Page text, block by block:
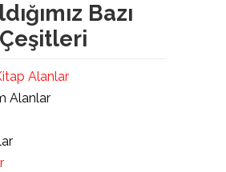
Bazı
Alanlar
Alanlar